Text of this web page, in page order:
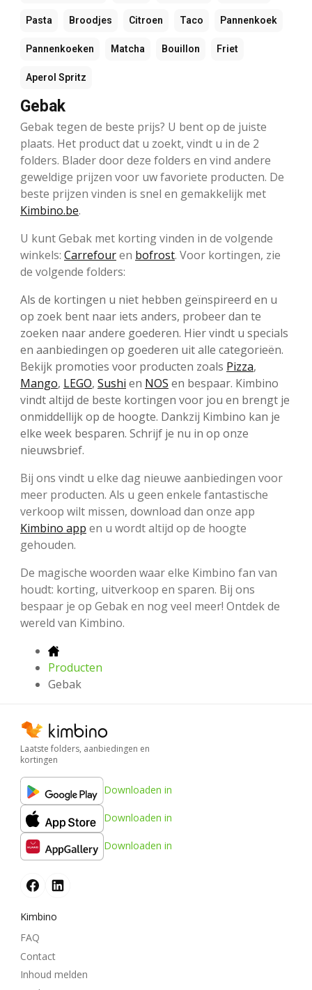
Pasta Broodjes Citroen Taco Pannenkoek
Pannenkoeken Matcha Bouillon Friet
Aperol Spritz
Gebak
Gebak tegen de beste prijs? U bent op de juiste
plaats. Het product dat u zoekt, vindt u in de 2
folders. Blader door deze folders en vind andere
geweldige prijzen voor uw favoriete producten. De
beste prijzen vinden is snel en gemakkelijk met
Kimbino.be.
U kunt Gebak met korting vinden in de volgende
winkels: Carrefouren bofrost. Voor kortingen, zie
de volgende folders:
Als de kortingen u niet hebben geïnspireerd en u
op zoek bent naar iets anders, probeer dan te
zoeken naar andere goederen. Hier vindt u specials
en aanbiedingen op goederen uit alle categorieën.
Bekijk promoties voor producten zoals Pizza,
Mango, LEGO, Sushi en NOS en bespaar. Kimbino
vindt altijd de beste kortingen voor jou en brengt je
onmiddellijk op de hoogte. Dankzij Kimbino kan je
elke week besparen. Schrijf je nu in op onze
nieuwsbrief.
Bij ons vindt u elke dag nieuwe aanbiedingen voor
meer producten. Als u geen enkele fantastische
verkoop wilt missen, download dan onze app
Kimbino app en u wordt altijd op de hoogte
gehouden.
De magische woorden waar elke Kimbino fan van
houdt: korting, uitverkoop en sparen. Bij ons
bespaar je op Gebak en nog veel meer! Ontdek de
wereld van Kimbino.
Producten
Gebak
Laatste folders, aanbiedingen en
kortingen
Downloaden in
Downloaden in
Downloaden in
Kimbino
FAQ
Contact
Inhoud melden